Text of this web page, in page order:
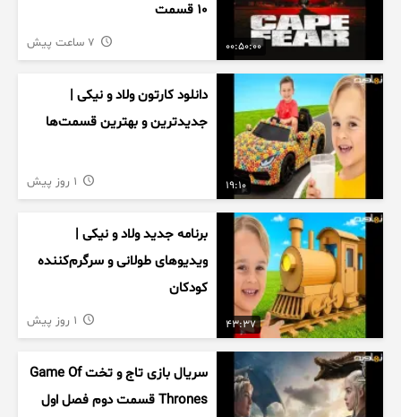
00:50:00
۱۰ قسمت
19:10
دانلود کارتون ولاد و نیکی |
جدیدترین و بهترین قسمت‌ها
43:37
برنامه جدید ولاد و نیکی |
ویدیوهای طولانی و سرگرم‌کننده
کودکان
سریال بازی تاج و تخت Game Of
Thrones قسمت دوم فصل اول